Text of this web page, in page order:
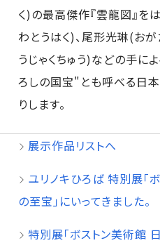
く)の最高傑作『雲龍図』を
わとうはく)、尾形光琳(お
うじゃくちゅう)などの手に
ろしの国宝"とも呼べる日
りします。
展示作品リストへ
ユリノキひろば 特別展
の至宝」にいってきました。
特別展「ボストン美術館